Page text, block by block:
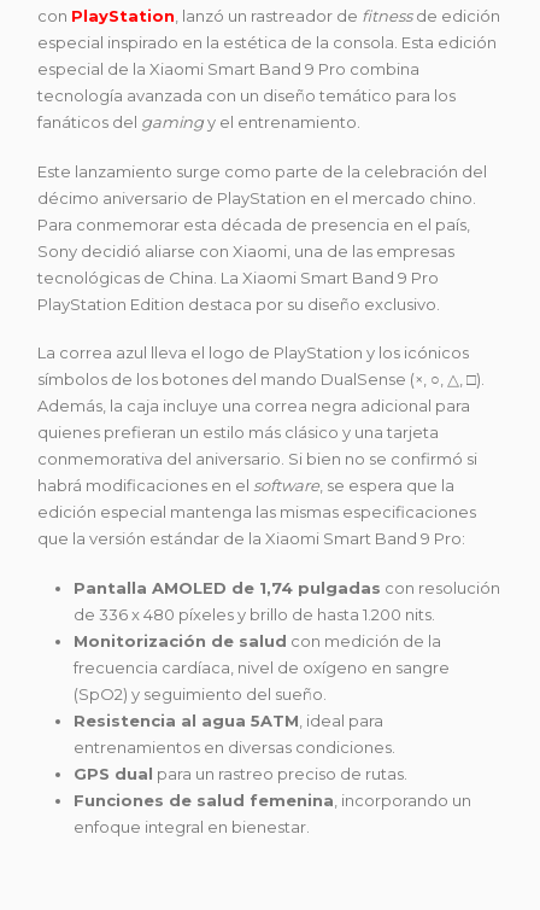
con PlayStation , lanzó un rastreador de fitnessde edición
especial inspirado en la estética de la consola. Esta edición
especial de la Xiaomi Smart Band 9 Pro combina
tecnología avanzada con un diseño temático para los
fanáticos del gamingy el entrenamiento.
Este lanzamiento surge como parte de la celebración del
décimo aniversario de PlayStation en el mercado chino.
Para conmemorar esta década de presencia en el país,
Sony decidió aliarse con Xiaomi, una de las empresas
tecnológicas de China. La Xiaomi Smart Band 9 Pro
PlayStation Edition destaca por su diseño exclusivo.
La correa azul lleva el logo de PlayStation y los icónicos
símbolos de los botones del mando DualSense (×, ○, △, □).
Además, la caja incluye una correa negra adicional para
quienes prefieran un estilo más clásico y una tarjeta
conmemorativa del aniversario. Si bien no se confirmó si
habrá modificaciones en el software, se espera que la
edición especial mantenga las mismas especificaciones
que la versión estándar de la Xiaomi Smart Band 9 Pro:
Pantalla AMOLED de 1,74 pulgadas con resolución
de 336 x 480 píxeles y brillo de hasta 1.200 nits.
Monitorización de salud con medición de la
frecuencia cardíaca, nivel de oxígeno en sangre
(SpO2) y seguimiento del sueño.
Resistencia al agua 5ATM , ideal para
entrenamientos en diversas condiciones.
GPS dual para un rastreo preciso de rutas.
Funciones de salud femenina , incorporando un
enfoque integral en bienestar.